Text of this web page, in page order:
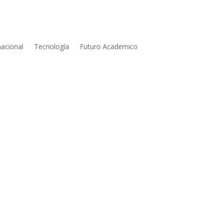
Tecnología Futuro Academico